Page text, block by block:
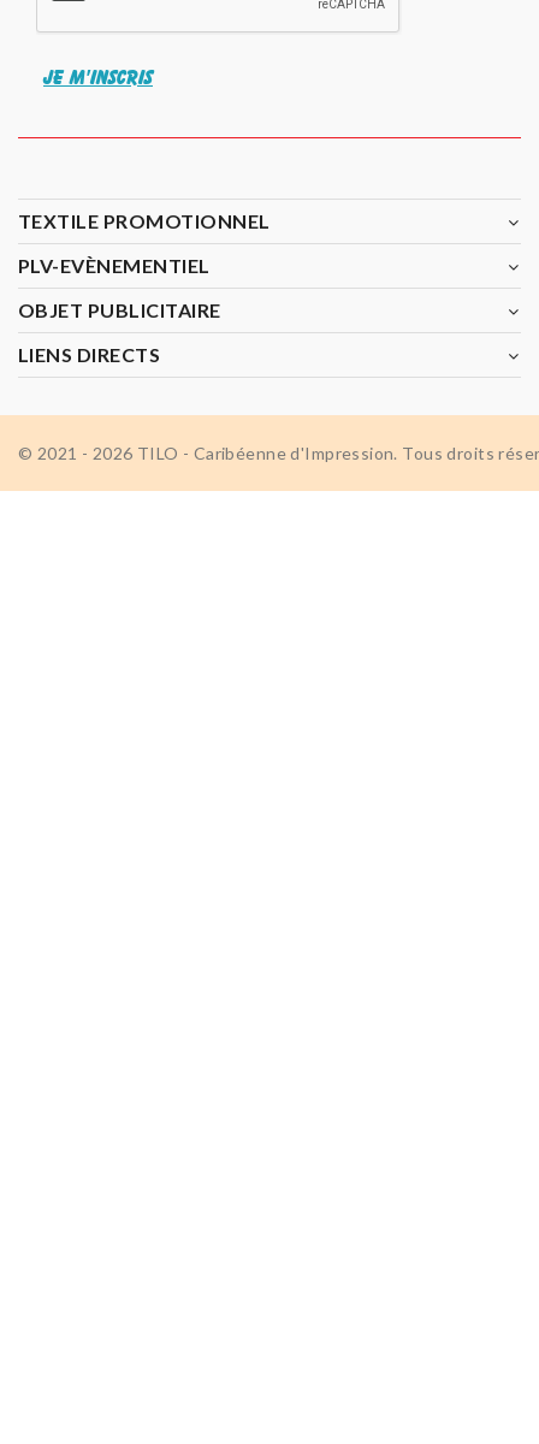
JE M'INSCRIS
TEXTILE PROMOTIONNEL
PLV-EVÈNEMENTIEL
OBJET PUBLICITAIRE
LIENS DIRECTS
© 2021 - 2026 TILO - Caribéenne d'Impression. Tous droits